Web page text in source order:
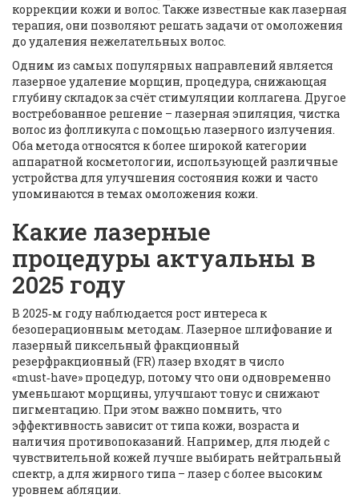
коррекции кожи и волос. Также известные каклазерная
терапия, они позволяют решать задачи от омоложения
до удаления нежелательных волос.
Одним из самых популярных направлений является
лазерное удаление морщин, процедура, снижающая
глубину складок за счёт стимуляции коллагена. Другое
востребованное решение – лазерная эпиляция, чистка
волос из фолликула с помощью лазерного излучения.
Оба метода относятся к более широкой категории
аппаратной косметологии, использующей различные
устройства для улучшения состояния кожи и часто
упоминаются в темах омоложения кожи.
Какие лазерные
процедуры актуальны в
2025 году
В 2025‑м году наблюдается рост интереса к
безоперационным методам. Лазерное шлифование и
лазерный пиксельный фракционный
резерфракционный (FR) лазер входят в число
«must‑have» процедур, потому что они одновременно
уменьшают морщины, улучшают тонус и снижают
пигментацию. При этом важно помнить, что
эффективность зависит от типа кожи, возраста и
наличия противопоказаний. Например, для людей с
чувствительной кожей лучше выбирать нейтральный
спектр, а для жирного типа – лазер с более высоким
уровнем абляции.